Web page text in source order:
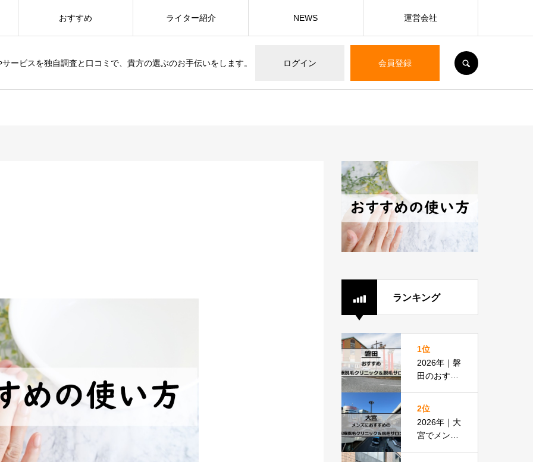
ービスを独自調査と口コミで、貴方の選ぶのお手伝いをします。 ログイン 会員登録
おすすめ ライター紹介 NEWS 運営会社
ランキング
1位
2026年｜磐
田のおすす
＆脱毛サロ
ン全8選
2位
2026年｜大
宮でメンズ